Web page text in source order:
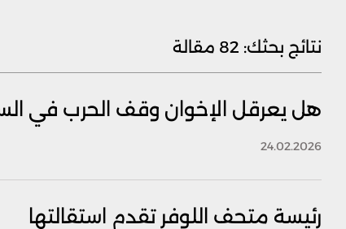
نتائج بحثك: 82 مقالة
هل يعرقل الإخوان وقف الحرب في
24.02.2026
رئيسة متحف اللوفر تقدم استقالتها